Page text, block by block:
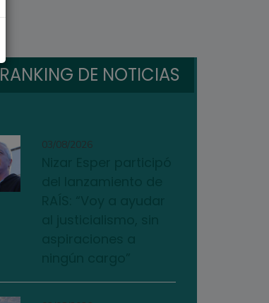
RANKING DE NOTICIAS
03/08/2026